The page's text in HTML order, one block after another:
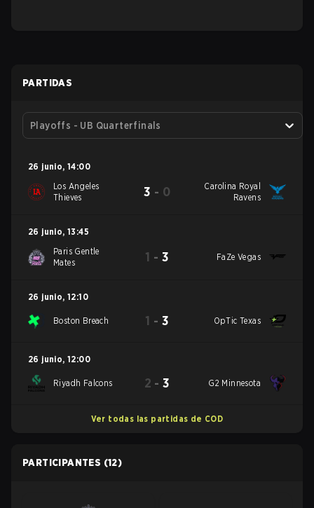
PARTIDAS
Playoffs - UB Quarterfinals
26 junio, 14:00
Los Angeles
Thieves
3 - 0
Carolina Royal
Ravens
26 junio, 13:45
Paris Gentle
Mates
1 - 3 FaZe Vegas
26 junio, 12:10
Boston Breach 1 - 3 OpTic Texas
26 junio, 12:00
Riyadh Falcons 2 -3 G2 Minnesota
Ver todas las partidas de COD
PARTICIPANTES (12)